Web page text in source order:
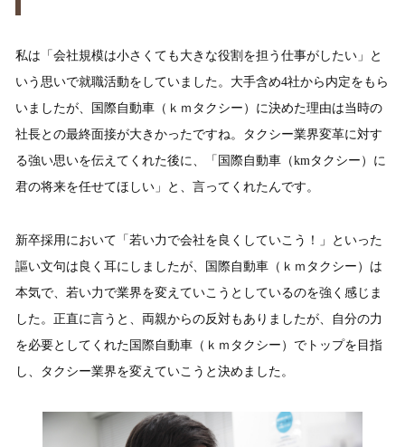
私は「会社規模は小さくても大きな役割を担う仕事がしたい」と
いう思いで就職活動をしていました。大手含め4社から内定をもら
いましたが、国際自動車（ｋｍタクシー）に決めた理由は当時の
社長との最終面接が大きかったですね。タクシー業界変革に対す
る強い思いを伝えてくれた後に、「国際自動車（kmタクシー）に
君の将来を任せてほしい」と、言ってくれたんです。
新卒採用において「若い力で会社を良くしていこう！」といった
謳い文句は良く耳にしましたが、国際自動車（ｋｍタクシー）は
本気で、若い力で業界を変えていこうとしているのを強く感じま
した。正直に言うと、両親からの反対もありましたが、自分の力
を必要としてくれた国際自動車（ｋｍタクシー）でトップを目指
し、タクシー業界を変えていこうと決めました。